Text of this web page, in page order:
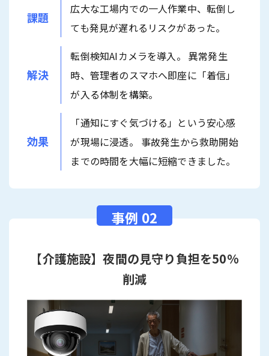
課題
広大な工場内での一人作業中、転倒し
ても発見が遅れるリスクがあった。
解決
転倒検知AIカメラを導入。 異常発生
時、管理者のスマホへ即座に「着信」
が入る体制を構築。
効果
「通知にすぐ気づける」という安心感
が現場に浸透。 事故発生から救助開始
までの時間を大幅に短縮できました。
【介護施設】夜間の見守り負担を50%
削減